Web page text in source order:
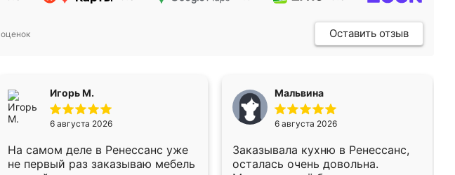
оценок Оставить отзыв
Игорь М.
6 августа 2026
На самом деле в Ренессанс уже
не первый раз заказываю мебель
Мальвина
6 августа 2026
Заказывала кухню в Ренессанс,
осталась очень довольна.